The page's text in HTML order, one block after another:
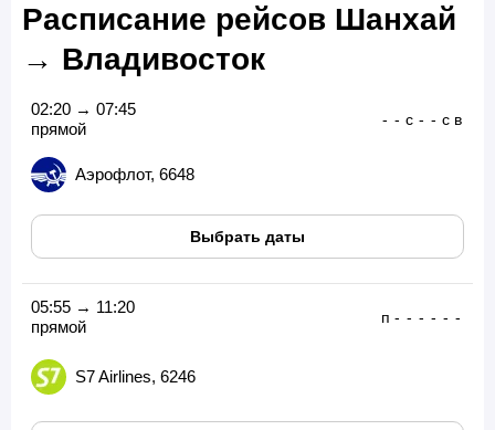
Расписание рейсов Шанхай
→ Владивосток
02:20 → 07:45
прямой
Аэрофлот, 6648
- - с - - с в
Выбрать даты
05:55 → 11:20
прямой
S7 Airlines, 6246
п - - - - - -